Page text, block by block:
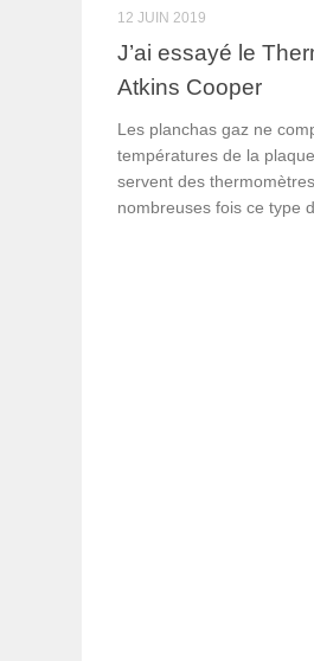
12 JUIN 2019
J’ai essayé le
Atkins Cooper
Les planchas gaz ne
températures de la
servent des
nombreuses fois ce type